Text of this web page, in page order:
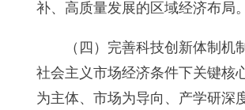
补、高质量发展的区域经济布局。
（四）完善科技创新体制
社会主义市场经济条件下关键核
为主体、市场为导向、产学研深